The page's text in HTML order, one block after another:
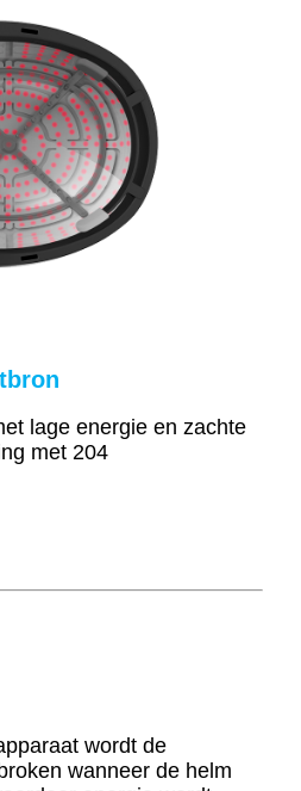
lage energie en zachte
met 204
wordt de
wanneer de helm